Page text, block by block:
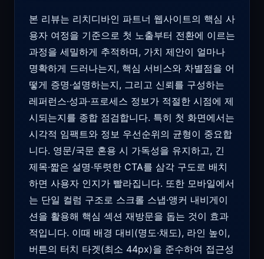
본 리뷰는 리치디바인 파트너 웹사이트의 핵심 사
용자 여정을 기준으로 첫 노출부터 전환에 이르는
과정을 세밀하게 추적하며, 가치 제안이 얼마나
명확하게 드러나는지, 핵심 서비스와 차별점을 어
떻게 증명·설명하는지, 그리고 신뢰를 구성하는
레퍼런스·성과·프로세스 정보가 적절한 시점에 제
시되는지를 종합 점검합니다. 특히 첫 화면에서는
시각적 임팩트와 정보 우선순위의 균형이 중요합
니다. 영문/국문 혼용 시 가독성을 유지하고, 긴
제목·짧은 설명·뚜렷한 CTA를 삼각 구도로 배치
하면 사용자 인지가 빨라집니다. 또한 모바일에서
는 단일 컬럼 구조로 스크롤 스냅·앵커 내비게이
션을 활용해 핵심 섹션 재방문을 돕는 것이 효과
적입니다. 이때 배경 대비(명도·채도), 라인 높이,
버튼의 터치 타겟(최소 44px)을 준수하여 접근성